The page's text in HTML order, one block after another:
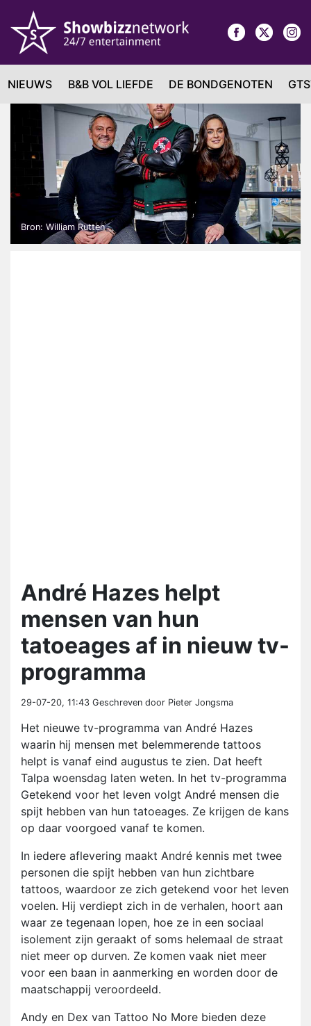
NIEUWS B&B VOL LIEFDE DE BONDGENOTEN
Bron: William Rutten
André Hazes helpt
mensen van hun
tatoeages af in nieuw tv-
programma
29-07-20, 11:43 Geschreven door Pieter Jongsma
Het nieuwe tv-programma van André Hazes
waarin hij mensen met belemmerende tattoos
helpt is vanaf eind augustus te zien. Dat heeft
Talpa woensdag laten weten. In het tv-programma
Getekend voor het leven volgt André mensen die
spijt hebben van hun tatoeages. Ze krijgen de kans
op daar voorgoed vanaf te komen.
In iedere aflevering maakt André kennis met twee
personen die spijt hebben van hun zichtbare
tattoos, waardoor ze zich getekend voor het leven
voelen. Hij verdiept zich in de verhalen, hoort aan
waar ze tegenaan lopen, hoe ze in een sociaal
isolement zijn geraakt of soms helemaal de straat
niet meer op durven. Ze komen vaak niet meer
voor een baan in aanmerking en worden door de
maatschappij veroordeeld.
Andy en Dex van Tattoo No More bieden deze